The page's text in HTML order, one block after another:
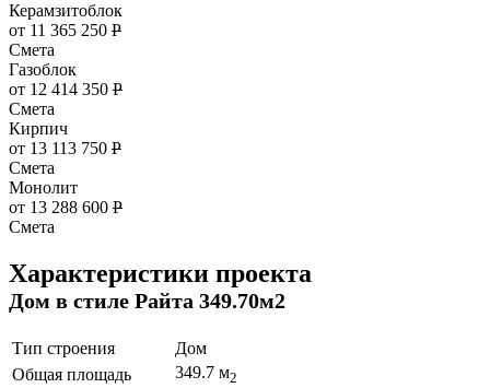
Керамзитоблок
от 11 365 250 Р
Смета
Газоблок
от 12 414 350 Р
Смета
Кирпич
от 13 113 750 Р
Смета
Монолит
от 13 288 600 Р
Смета
Характеристики проекта
Дом в стиле Райта 349.70м2
Тип строения
Дом
Общая площадь
349.7 м2